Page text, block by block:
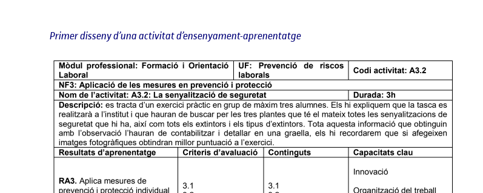
Primer disseny d’una activitat d’ensenyament-aprenentatge